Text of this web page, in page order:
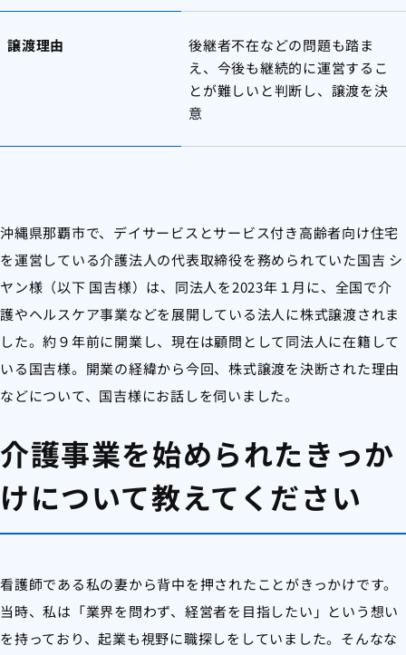
譲渡理由
後継者不在などの問題も踏ま
え、今後も継続的に運営するこ
とが難しいと判断し、譲渡を決
意
沖縄県那覇市で、デイサービスとサービス付き高齢者向け住宅
を運営している介護法人の代表取締役を務められていた国吉 シ
ヤン様（以下 国吉様）は、同法人を2023年１月に、全国で介
護やヘルスケア事業などを展開している法人に株式譲渡されま
した。約９年前に開業し、現在は顧問として同法人に在籍して
いる国吉様。開業の経緯から今回、株式譲渡を決断された理由
などについて、国吉様にお話しを伺いました。
介護事業を始められたきっか
けについて教えてください
看護師である私の妻から背中を押されたことがきっかけです。
当時、私は「業界を問わず、経営者を目指したい」という想い
を持っており、起業も視野に職探しをしていました。そんなな